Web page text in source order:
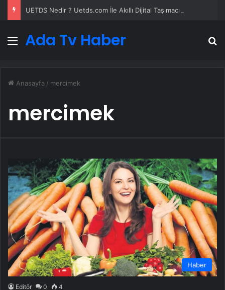
Menü
Ada Tv Haber
Anasayfa / mercimek
mercimek
Haber
Editör 0 4